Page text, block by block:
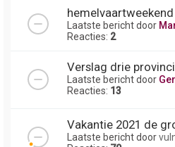
Laatste bericht door
Reacties: 2
Verslag drie
Laatste bericht door
Reacties: 13
Vakantie 2021 de
Laatste bericht door